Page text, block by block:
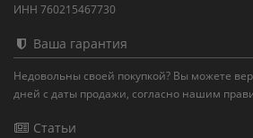
ИНН 760215467730
Ваша гарантия
Недовольны своей покупкой? Вы можете
дней с даты продажи, согласно нашим
Статьи